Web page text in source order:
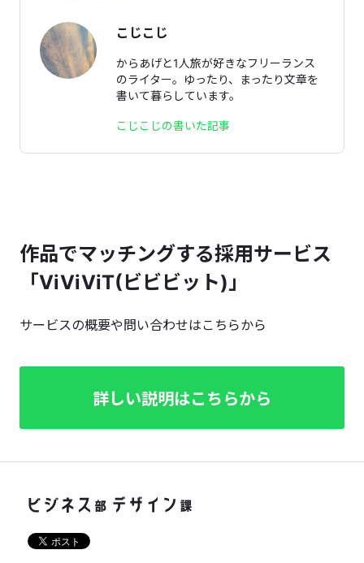
こじこじ
からあげと1人旅が好きなフリーランス
のライター。ゆったり、まったり文章を
書いて暮らしています。
こじこじの書いた記事
作品でマッチングする採用サービス
「ViViViT(ビビビット)」
サービスの概要や問い合わせはこちらから
詳しい説明はこちらから